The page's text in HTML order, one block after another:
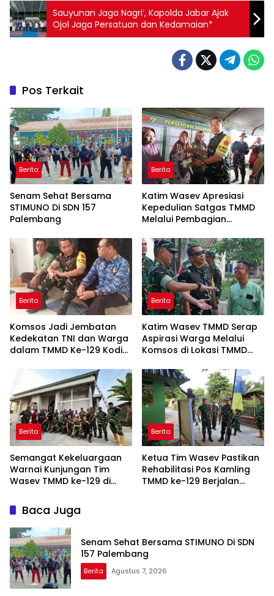
Sauyunan Jaga Nagri’, Kapolda Jabar Ajak
Ojol Jaga Persatuan dan Kedamaian*
Pos Terkait
Berita
Senam Sehat Bersama
STIMUNO Di SDN 157
Palembang
Berita
Katim Wasev Apresiasi
Kepedulian Satgas TMMD
Melalui Pembagian
Berita
Komsos Jadi Jembatan
Kedekatan TNI dan Warga
dalam TMMD Ke-129 Kodim
Berita
Katim Wasev TMMD Serap
Aspirasi Warga Melalui
Komsos di Lokasi TMMD
Berita
Semangat Kekeluargaan
Warnai Kunjungan Tim
Wasev TMMD ke-129 di
Berita
Ketua Tim Wasev Pastikan
Rehabilitasi Pos Kamling
TMMD ke-129 Berjalan
Baca Juga
Senam Sehat Bersama STIMUNO Di SDN
157 Palembang
Berita Agustus 7, 2026